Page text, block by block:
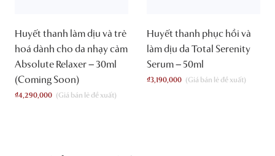
Huyết thanh làm dịu và trẻ
hoá dành cho da nhạy cảm
Absolute Relaxer – 30ml
(Coming Soon)
₫4,290,000
Huyết thanh phục hồi và
làm dịu da Total Serenity
Serum – 50ml
₫3,190,000